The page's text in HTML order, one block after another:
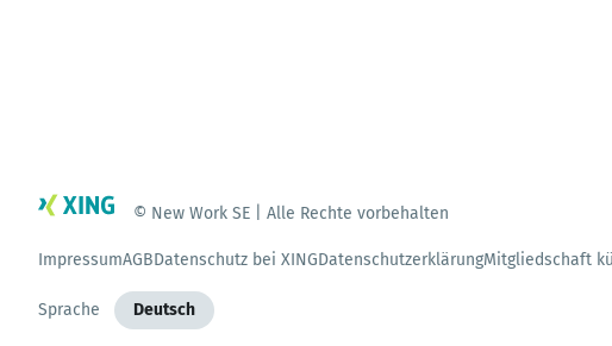
© New Work SE | Alle Rechte vorbehalten
ImpressumAGBDatenschutz bei XINGDatenschutzerklärungMitgliedschaft
Sprache Deutsch